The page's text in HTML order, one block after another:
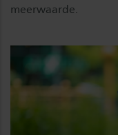
meerwaarde.